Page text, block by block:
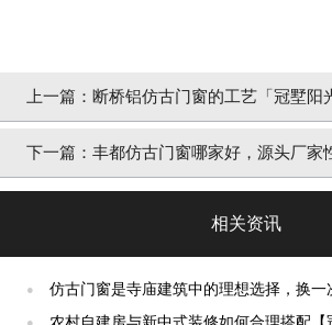
上一篇： 断桥铝仿古门窗的工艺「冠墅阳
下一篇： 丰都仿古门窗哪家好，源头厂家
相关资讯
●
仿古门窗是寺庙建筑中的理想选择，换一
终生【冠墅阳光】
●